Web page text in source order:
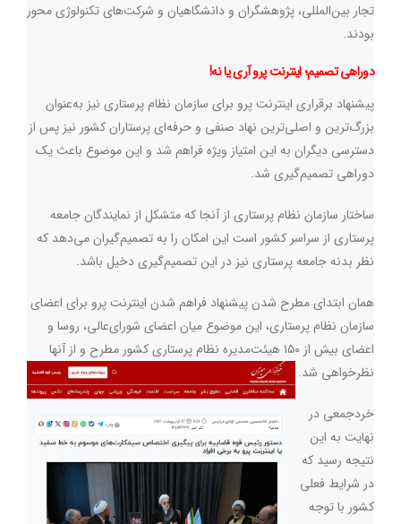
تجار بین‌المللی، پژوهشگران و دانشگاهیان و شرکت‌های تکنولوژی محور
بودند.
دوراهی تصمیم؛ اینترنت پرو آری یا نه!
پیشنهاد برقراری اینترنت پرو برای سازمان نظام پرستاری نیز به‌عنوان
بزرگ‌ترین و اصلی‌ترین نهاد صنفی و حرفه‌ای پرستاران کشور نیز پس از
دسترسی دیگران به این امتیاز ویژه فراهم شد و این موضوع باعث یک
دوراهی تصمیم‌گیری شد.
ساختار سازمان نظام پرستاری از آنجا که متشکل از نمایندگان جامعه
پرستاری از سراسر کشور است این امکان را به تصمیم‌گیران می‌دهد که
نظر بدنه جامعه پرستاری نیز در این تصمیم‌گیری دخیل باشد.
همان ابتدای مطرح شدن پیشنهاد فراهم شدن اینترنت پرو برای اعضای
سازمان نظام پرستاری، این موضوع میان اعضای شورای‌عالی، روسا و
اعضای بیش از ۱۵۰ هیئت‌مدیره نظام پرستاری کشور مطرح و از آنها
نظرخواهی شد.
خردجمعی در
نهایت به این
نتیجه رسید که
در شرایط فعلی
کشور با توجه